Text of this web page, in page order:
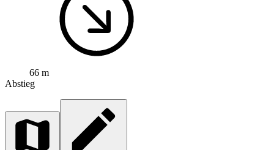
66 m
Abstieg